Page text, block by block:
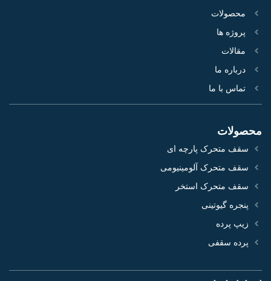
محصولات
پروژه‌ ها
مقالات
درباره ما
تماس با ما
محصولات
سقف متحرک پارچه ای
سقف متحرک آلومینیومی
سقف متحرک استخر
پنجره گیوتینی
زیپ پرده
پرده سقفی